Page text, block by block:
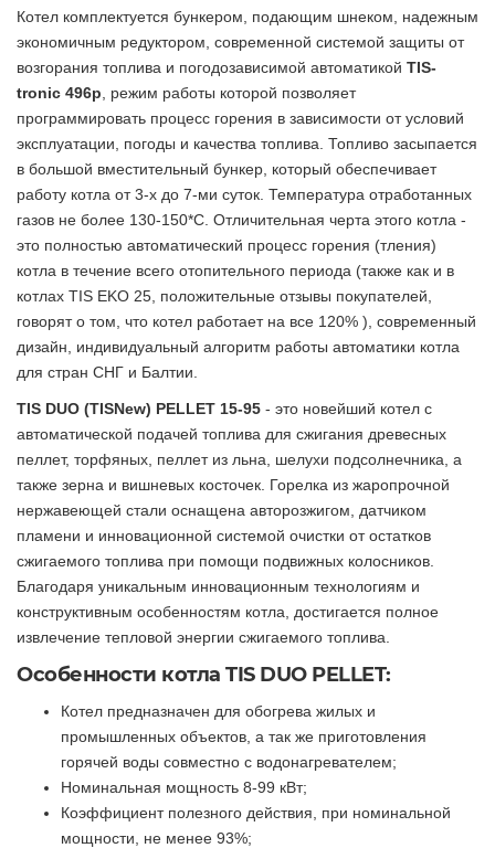
Котел комплектуется бункером, подающим шнеком, надежным
экономичным редуктором, современной системой защиты от
возгорания топлива и погодозависимой автоматикой TIS-
tronic 496p , режим работы которой позволяет
программировать процесс горения в зависимости от условий
эксплуатации, погоды и качества топлива. Топливо засыпается
в большой вместительный бункер, который обеспечивает
работу котла от 3-х до 7-ми суток. Температура отработанных
газов не более 130-150*С. Отличительная черта этого котла -
это полностью автоматический процесс горения (тления)
котла в течение всего отопительного периода (также как и в
котлах TIS EKO 25, положительные отзывы покупателей,
говорят о том, что котел работает на все 120% ), современный
дизайн, индивидуальный алгоритм работы автоматики котла
для стран СНГ и Балтии.
TIS DUO (TISNew) PELLET 15-95 - это новейший котел с
автоматической подачей топлива для сжигания древесных
пеллет, торфяных, пеллет из льна, шелухи подсолнечника, а
также зерна и вишневых косточек. Горелка из жаропрочной
нержавеющей стали оснащена авторозжигом, датчиком
пламени и инновационной системой очистки от остатков
сжигаемого топлива при помощи подвижных колосников.
Благодаря уникальным инновационным технологиям и
конструктивным особенностям котла, достигается полное
извлечение тепловой энергии сжигаемого топлива.
Особенности котла TIS DUO PELLET:
Котел предназначен для обогрева жилых и
промышленных объектов, а так же приготовления
горячей воды совместно с водонагревателем;
Номинальная мощность 8-99 кВт;
Коэффициент полезного действия, при номинальной
мощности, не менее 93%;